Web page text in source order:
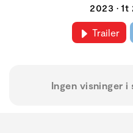
2023 • 1t
Trailer
Ingen visninger